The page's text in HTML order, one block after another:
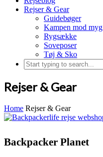
Rejser & Gear
Guidebøger
Kampen mod myg
Rygsække
Soveposer
Tøj & Sko
Rejser & Gear
Home Rejser & Gear
Backpacker Planet